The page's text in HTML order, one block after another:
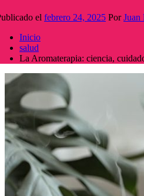
el febrero 24, 2025 PorJuan
Inicio
salud
La Aromaterapia: ciencia,